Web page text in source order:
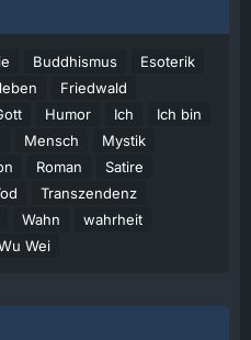
Buddhismus
Esoterik
Friedwald
Humor Ich
Ich bin
Mensch
Mystik
Roman
Satire
Transzendenz
Wahn
wahrheit
Wei